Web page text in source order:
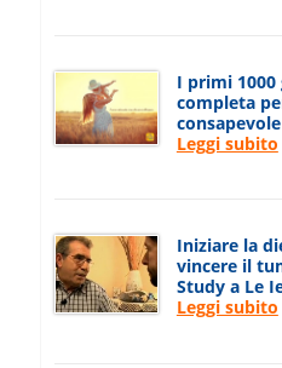
I primi
completa
consapevole
Leggi subito
Iniziare la
vincere il
Study a Le
Leggi subito